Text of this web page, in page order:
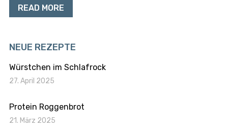
READ MORE
NEUE REZEPTE
Würstchen im Schlafrock
27. April 2025
Protein Roggenbrot
21. März 2025